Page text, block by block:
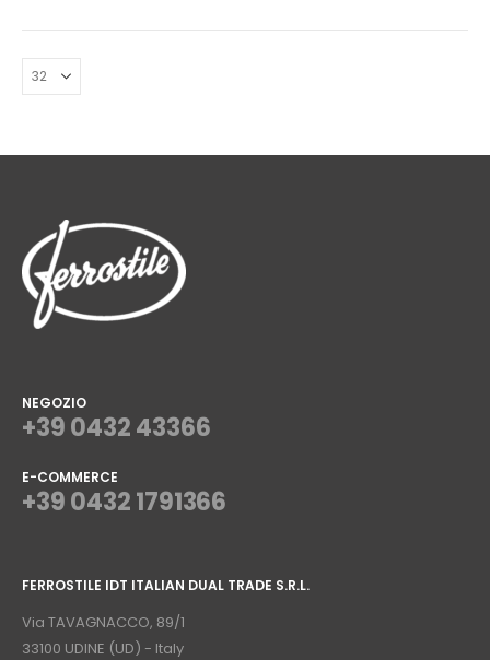
NEGOZIO
+39 0432 43366
E-COMMERCE
+39 0432 1791366
FERROSTILE IDT ITALIAN DUAL TRADE S.R.L.
Via TAVAGNACCO, 89/1
33100 UDINE (UD) - Italy